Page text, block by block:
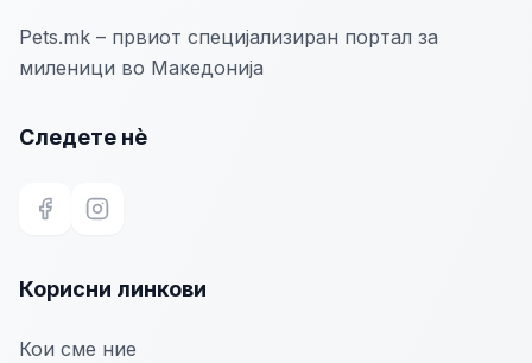
Pets.mk – првиот специјализиран портал за
миленици во Македонија
Следете нѐ
Корисни линкови
Кои сме ние